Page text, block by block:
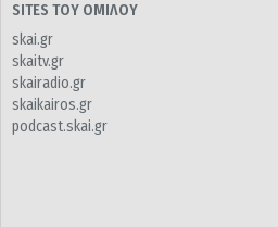
SITES ΤΟΥ ΟΜΙΛΟΥ
skai.gr
skaitv.gr
skairadio.gr
skaikairos.gr
podcast.skai.gr